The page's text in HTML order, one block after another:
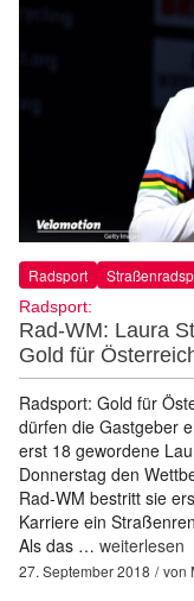
Radsport
Radsport:
Rad-WM: Laura
Gold für
Radsport: Gold für
dürfen die Gastgeber
erst 18 gewordene
Donnerstag den
Rad-WM bestritt sie
Karriere ein
Als das … weiterlesen
27. September 2018 von